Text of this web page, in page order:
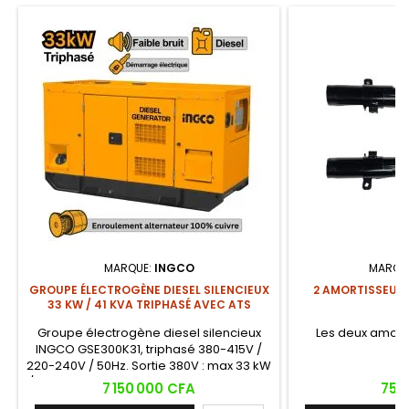
MARQUE: INGCO
GROUPE ÉLECTROGÈNE DIESEL SILENCIEUX
33 KW / 41 KVA TRIPHASÉ AVEC ATS
Groupe électrogène diesel silencieux
INGCO GSE300K31, triphasé 380-415V /
220-240V / 50Hz. Sortie 380V : max 33 kW
/ nominale 30 kW. Sortie 220V : max 11 kW
/ nominale 10 kW. Moteur diesel 4
Prix
7 150 000 CFA
2
Les deux
Prix
75